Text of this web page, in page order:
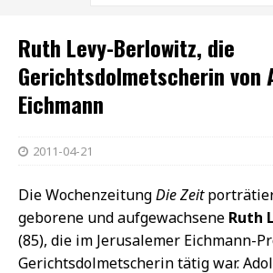
Ruth Levy-Berlowitz, die
Gerichtsdolmetscherin von
Eichmann
2011-04-21
Die WochenzeitungDie Zeit
geborene und aufgewachsene Ruth
(85), die im Jerusalemer Eichmann-
Gerichtsdolmetscherin tätig war.